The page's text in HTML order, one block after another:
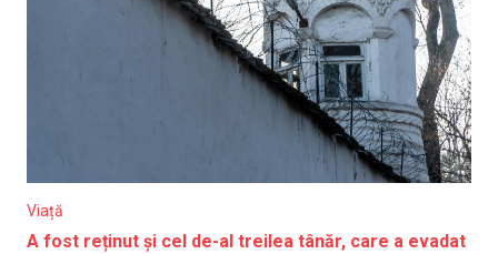
Viață
A fost reținut și cel de-al treilea tânăr, care a evadat